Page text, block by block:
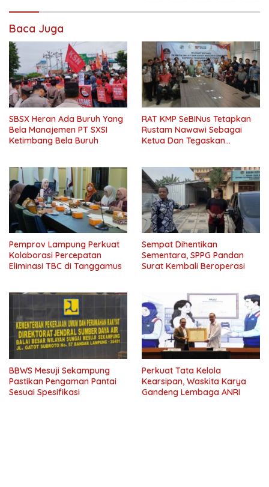
pemuda
sarasehan
Baca Juga
SBSX Heran Ada Buruh Yang
Bela Manajemen PT SXSI
Ketimbang Bela Buruh
RAT KMP SeBINus Tetapkan
Rustam Nawawi Sebagai
Ketua Dan Tegaskan
Pemprov Lampung Perkuat
Kolaborasi Percepatan
Eliminasi TBC di Tanggamus
Sempat Dihentikan
Sementara, SPPG Pandan
Surat Kembali Beroperasi
BBWS Mesuji Sekampung
Pastikan Pengaman Pantai
Sesuai Spesifikasi
Perkuat Tata Kelola
Kearsipan, Waskita Karya
Gandeng Lembaga ANRI